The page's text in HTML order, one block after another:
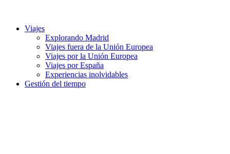
Viajes
Explorando Madrid
Viajes fuera de la Unión Europea
Viajes por la Unión Europea
Viajes por España
Experiencias inolvidables
Gestión del tiempo